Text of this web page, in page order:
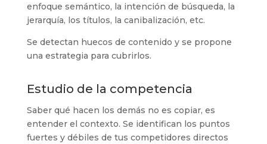
enfoque semántico, la intención de búsqueda, la
jerarquía, los títulos, la canibalización, etc.
Se detectan huecos de contenido y se propone
una estrategia para cubrirlos.
Estudio de la competencia
Saber qué hacen los demás no es copiar, es
entender el contexto. Se identifican los puntos
fuertes y débiles de tus competidores directos